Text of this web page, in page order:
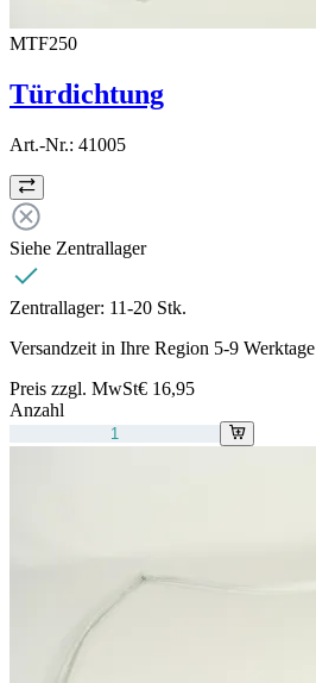
MTF250
Türdichtung
Art.-Nr.: 41005
Siehe Zentrallager
Zentrallager: 11-20 Stk.
Versandzeit in Ihre Region 5-9 Werktage
Preis zzgl. MwSt€ 16,95
Anzahl